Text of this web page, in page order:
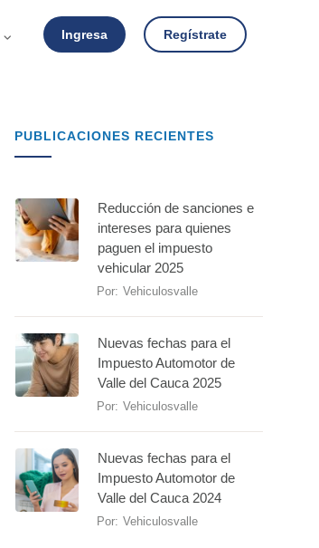
Ingresa Regístrate
PUBLICACIONES RECIENTES
Reducción de sanciones e
intereses para quienes
paguen el impuesto
vehicular 2025
Por: Vehiculosvalle
Nuevas fechas para el
Impuesto Automotor de
Valle del Cauca 2025
Por: Vehiculosvalle
Nuevas fechas para el
Impuesto Automotor de
Valle del Cauca 2024
Por: Vehiculosvalle